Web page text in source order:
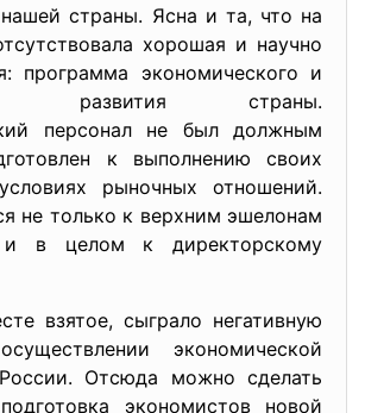
страны. Ясна и та, что на
хорошая и научно
программа экономического и
развития страны.
персонал не был должным
к выполнению своих
рыночных отношений.
не только к верхним эшелонам
в целом к директорскому
взятое, сыграло негативную
экономической
Отсюда можно сделать
экономистов новой